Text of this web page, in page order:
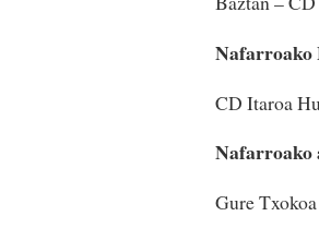
Nafarroako
CD Itaroa
Nafarroako
Gure